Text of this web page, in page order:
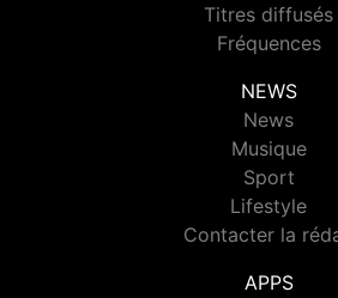
Titres diffusés
Fréquences
NEWS
News
Musique
Sport
Lifestyle
Contacter la
APPS